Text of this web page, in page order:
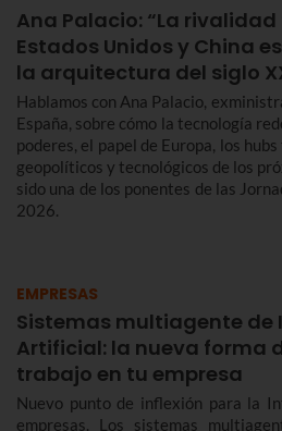
Ana Palacio: “La
Estados Unidos y China
la arquitectura del siglo
Hablamos con Ana Palacio,
España, sobre cómo la tecnología
poderes, el papel de Europa, los
geopolíticos y tecnológicos de los
sido una de los ponentes de las
2026.
EMPRESAS
Sistemas multiagente de
Artificial: la nueva forma
trabajo en tu empresa
Nuevo punto de inflexión para la
empresas. Los sistemas